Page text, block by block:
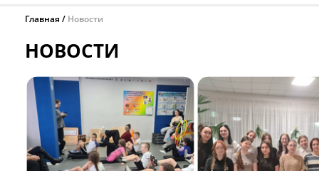
Главная Новости
НОВОСТИ